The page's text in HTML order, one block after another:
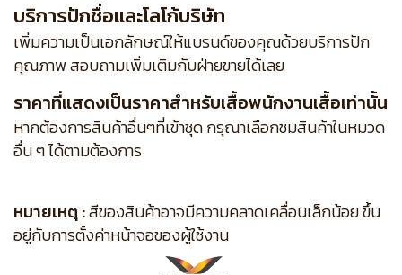
บริการปักชื่อและโลโก้บริษัท
เพิ่มความเป็นเอกลักษณ์ให้แบรนด์ของคุณด้วยบริการปัก
คุณภาพ สอบถามเพิ่มเติมกับฝ่ายขายได้เลย
ราคาที่แสดงเป็นราคาสำหรับเสื้อพนักงานเสื้อเท่านั้น
หากต้องการสินค้าอื่นๆที่เข้าชุด กรุณาเลือกชมสินค้าในหมวด
อื่น ๆ ได้ตามต้องการ
หมายเหตุ :สีของสินค้าอาจมีความคลาดเคลื่อนเล็กน้อย ขึ้น
อยู่กับการตั้งค่าหน้าจอของผู้ใช้งาน